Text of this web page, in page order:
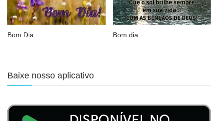
Bom Dia Bom dia
Baixe nosso aplicativo